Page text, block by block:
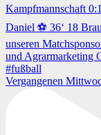
Vergangenen